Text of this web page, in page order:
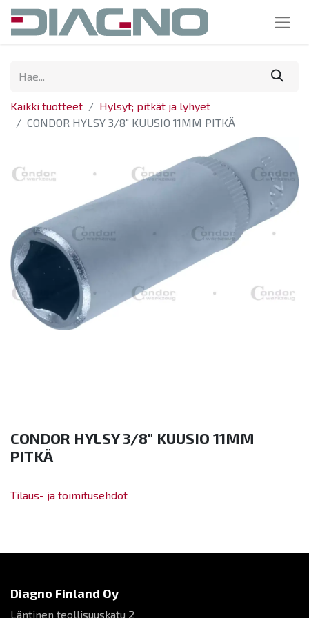
Kaikki tuotteet
Hylsyt; pitkät ja lyhyet
CONDOR HYLSY 3/8" KUUSIO 11MM PITKÄ
CONDOR HYLSY 3/8" KUUSIO 11MM
PITKÄ
Tilaus- ja toimitusehdot
Diagno Finland Oy
Läntinen teollisuuskatu 2